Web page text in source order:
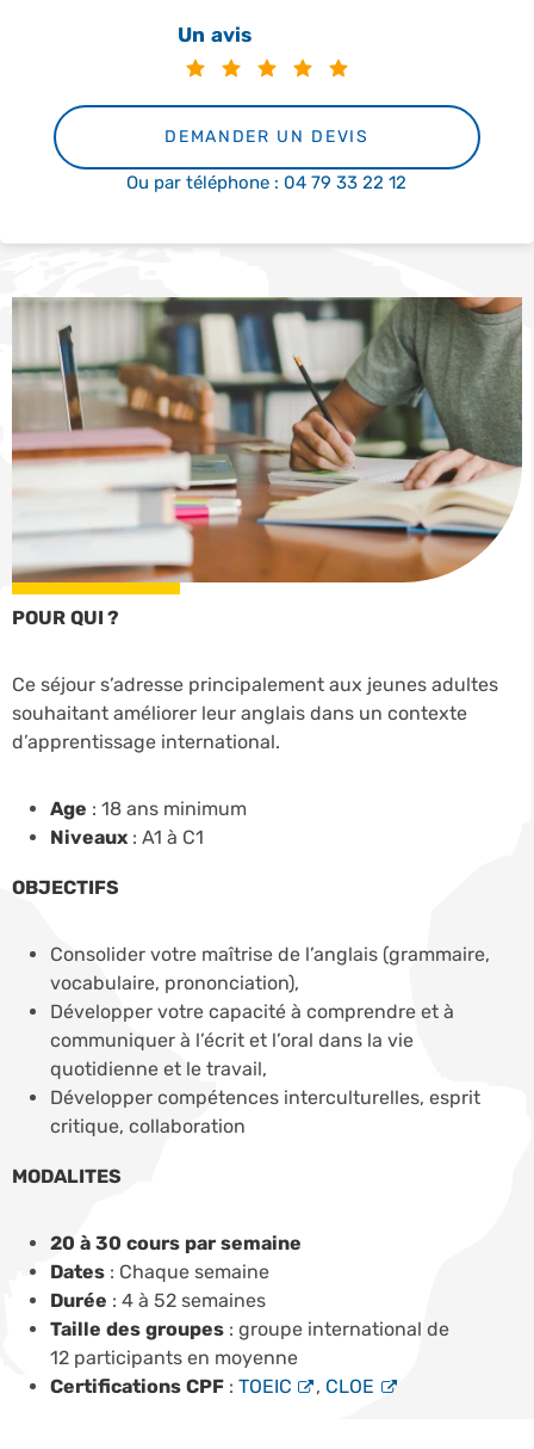
Un avis
DEMANDER UN DEVIS
Ou par téléphone : 04 79 33 22 12
POUR QUI ?
Ce séjour s’adresse principalement aux jeunes adultes
souhaitant améliorer leur anglais dans un contexte
d’apprentissage international.
Age : 18 ans minimum
Niveaux : A1 à C1
OBJECTIFS
Consolider votre maîtrise de l’anglais (grammaire,
vocabulaire, prononciation),
Développer votre capacité à comprendre et à
communiquer à l’écrit et l’oral dans la vie
quotidienne et le travail,
Développer compétences interculturelles, esprit
critique, collaboration
MODALITES
20 à 30 cours par semaine
Dates : Chaque semaine
Durée : 4 à 52 semaines
Taille des groupes : groupe international de
12 participants en moyenne
Certifications CPF : TOEIC , CLOE